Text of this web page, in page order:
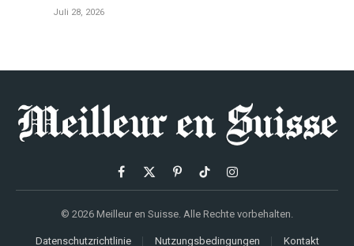
Juli 28, 2026
Facebook
X
PinterestTikTokInstagram
© 2026 Meilleur en Suisse. Alle Rechte vorbehalten.
Datenschutzrichtlinie Nutzungsbedingungen Kontakt